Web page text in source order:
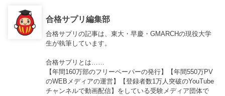
合格サプリ編集部
合格サプリの記事は、東大・早慶・GMARCHの現役大学
生が執筆しています。
合格サプリとは……
【年間160万部のフリーペーパーの発行】【年間550万PV
のWEBメディアの運営】【登録者数1万人突破のYouTube
チャンネルで動画配信】をしている受験メディア団体で